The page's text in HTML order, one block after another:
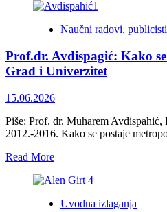
about
na
kršenja
Konačne
arbitražne
odluke
za
Brčko
Naučni radovi,
Prof.dr. Avdispagić: Kako
Grad i Univerzitet
15.06.2026
Piše: Prof. dr. Muharem
2012.-2016. Kako se postaje
Read MoreRead
about
Avdispagić:
Uvodna izlaganja